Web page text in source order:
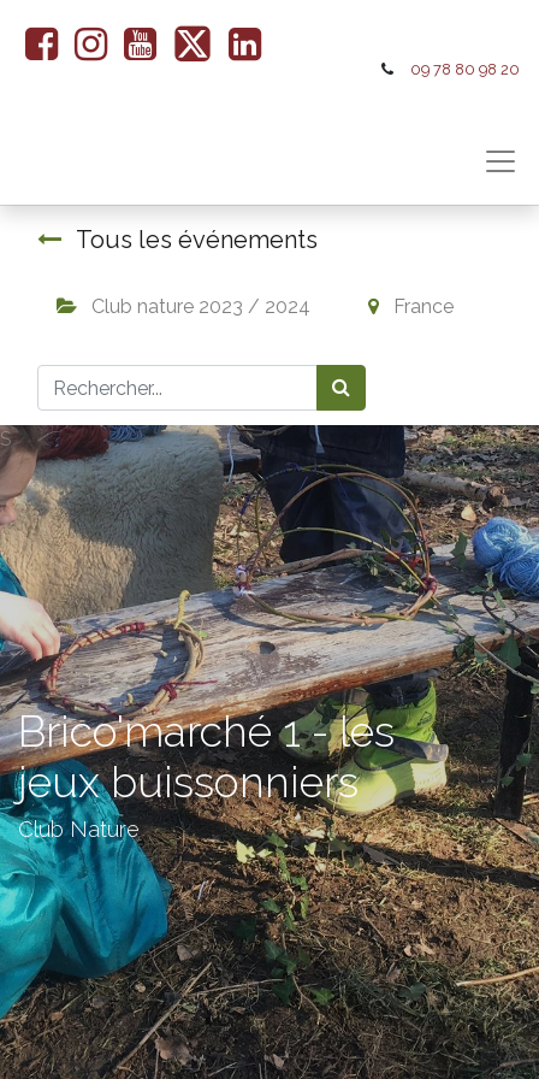
09 78 80 98 20
Tous les événements
Club nature 2023 / 2024 France
S
Brico'marché 1 - les
jeux buissonniers
Club Nature